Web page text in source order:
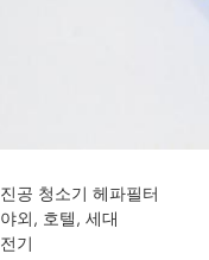
진공 청소기 헤파필터
야외, 호텔, 세대
전기